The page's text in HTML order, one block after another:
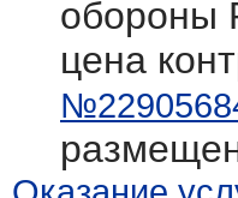
обороны
цена